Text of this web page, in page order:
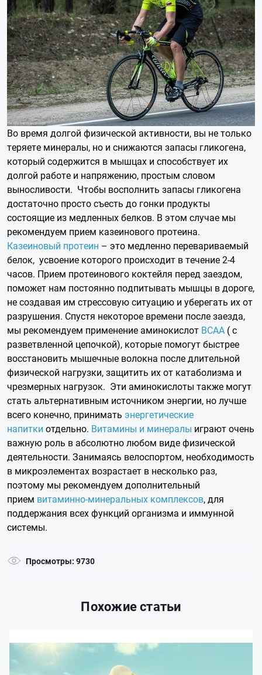
Во время долгой физической активности, вы не только
теряете минералы, но и снижаются запасы гликогена,
который содержится в мышцах и способствует их
долгой работе и напряжению, простым словом
выносливости. Чтобы восполнить запасы гликогена
достаточно просто съесть до гонки продукты
состоящие из медленных белков. В этом случае мы
рекомендуем прием казеинового протеина.
Казеиновый протеин – это медленно перевариваемый
белок, усвоение которого происходит в течение 2-4
часов. Прием протеинового коктейля перед заездом,
поможет нам постоянно подпитывать мышцы в дороге,
не создавая им стрессовую ситуацию и уберегать их от
разрушения. Спустя некоторое времени после заезда,
мы рекомендуем применение аминокислот BCAA ( с
разветвленной цепочкой), которые помогут быстрее
восстановить мышечные волокна после длительной
физической нагрузки, защитить их от катаболизма и
чрезмерных нагрузок. Эти аминокислоты также могут
стать альтернативным источником энергии, но лучше
всего конечно, принимать энергетические
напитки отдельно. Витамины и минералы играют очень
важную роль в абсолютно любом виде физической
деятельности. Занимаясь велоспортом, необходимость
в микроэлементах возрастает в несколько раз,
поэтому мы рекомендуем дополнительный
прием витаминно-минеральных комплексов, для
поддержания всех функций организма и иммунной
системы.
Просмотры: 9730
Похожие статьи